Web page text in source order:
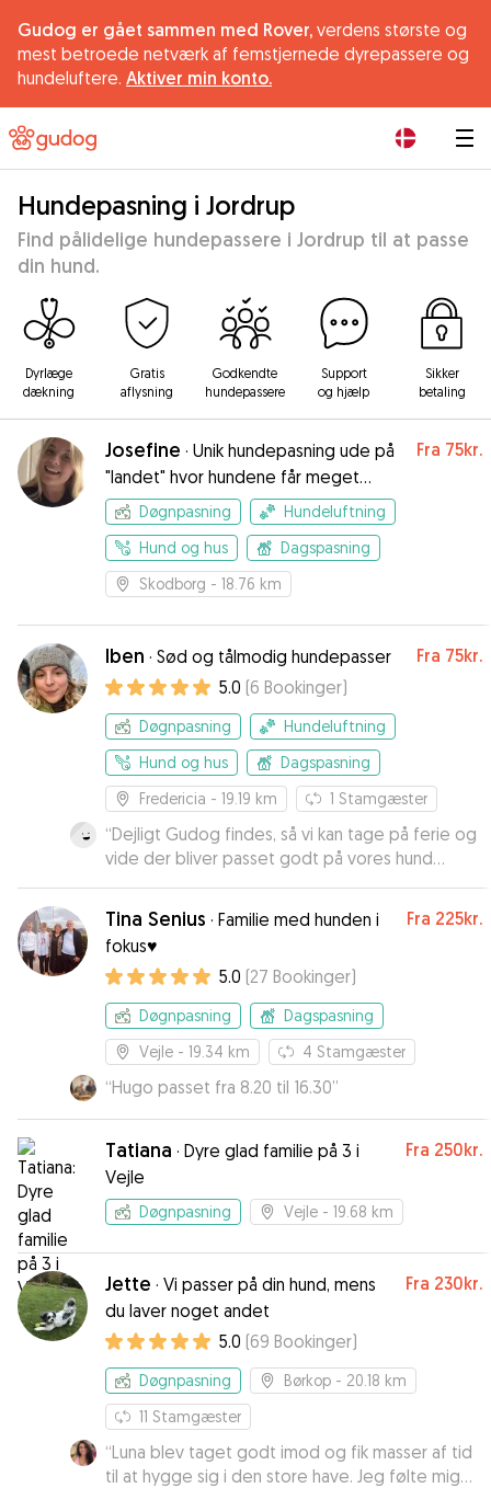
Gudog er gået sammen med Rover, verdens største og
mest betroede netværk af femstjernede dyrepassere og
hundeluftere. Aktiver min konto.
Hundepasning i Jordrup
Find pålidelige hundepassere i Jordrup til at passe
din hund.
Dyrlæge
dækning
Gratis
aflysning
Godkendte
hundepassere
Support
og hjælp
Sikker
betaling
Josefine · Unik hundepasning ude på
"landet" hvor hundene får meget
motion tilbydes
Fra 75kr.
Døgnpasning
Hundeluftning
Hund og hus
Dagspasning
Skodborg - 18.76 km
Iben · Sød og tålmodig hundepasser Fra 75kr.
5.0 (6 Bookinger)
Døgnpasning
Hundeluftning
Hund og hus
Dagspasning
Fredericia - 19.19 km 1 Stamgæster
“Dejligt Gudog findes, så vi kan tage på ferie og
vide der bliver passet godt på vores hund
imens.”
Tina Senius · Familie med hunden i
fokus♥️
Fra 225kr.
5.0 (27 Bookinger)
Døgnpasning
Dagspasning
Vejle - 19.34 km 4 Stamgæster
“Hugo passet fra 8.20 til 16.30”
Tatiana · Dyre glad familie på 3 i
Vejle
Fra 250kr.
Døgnpasning Vejle - 19.68 km
Jette · Vi passer på din hund, mens
du laver noget andet
Fra 230kr.
5.0 (69 Bookinger)
Døgnpasning Børkop - 20.18 km
11 Stamgæster
“Luna blev taget godt imod og fik masser af tid
til at hygge sig i den store have. Jeg følte mig